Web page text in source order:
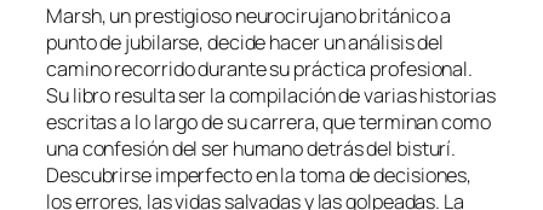
Marsh, un prestigioso neurocirujano británico a
punto de jubilarse, decide hacer un análisis del
camino recorrido durante su práctica profesional.
Su libro resulta ser la compilación de varias historias
escritas a lo largo de su carrera, que terminan como
una confesión del ser humano detrás del bisturí.
Descubrirse imperfecto en la toma de decisiones,
los errores, las vidas salvadas y las golpeadas. La